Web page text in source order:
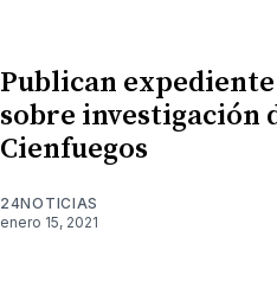
Publican expediente
sobre investigación
Cienfuegos
24NOTICIAS
enero 15, 2021